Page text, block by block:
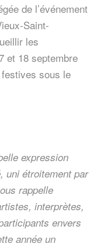
de l’événement
Saint-
les
et 18 septembre
sous le
expression
uni étroitement par
rappelle
interprètes,
envers
année un